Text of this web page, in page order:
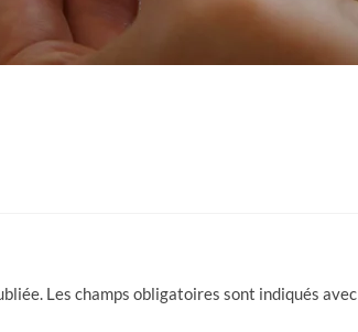
Les champs obligatoires sont indiqués avec